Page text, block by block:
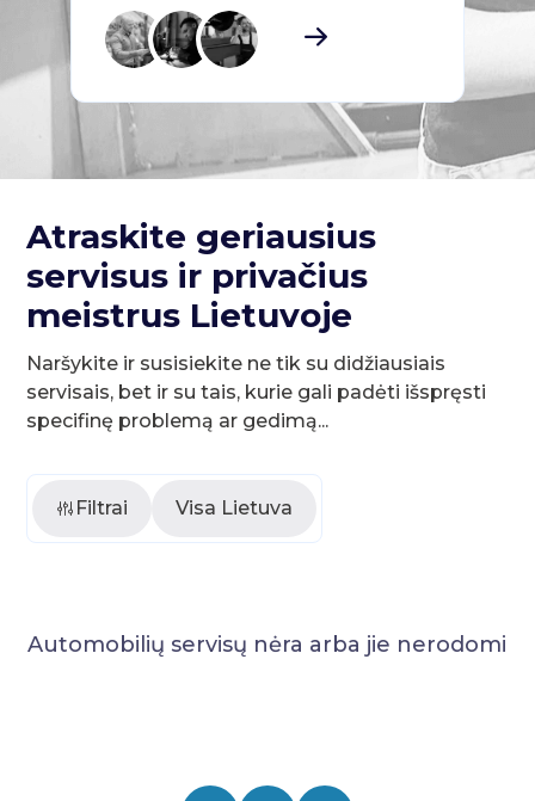
Atraskite geriausius
servisus ir privačius
meistrus Lietuvoje
Naršykite ir susisiekite ne tik su didžiausiais
servisais, bet ir su tais, kurie gali padėti išspręsti
specifinę problemą ar gedimą...
Filtrai Visa Lietuva
Automobilių servisų nėra arba jie nerodomi